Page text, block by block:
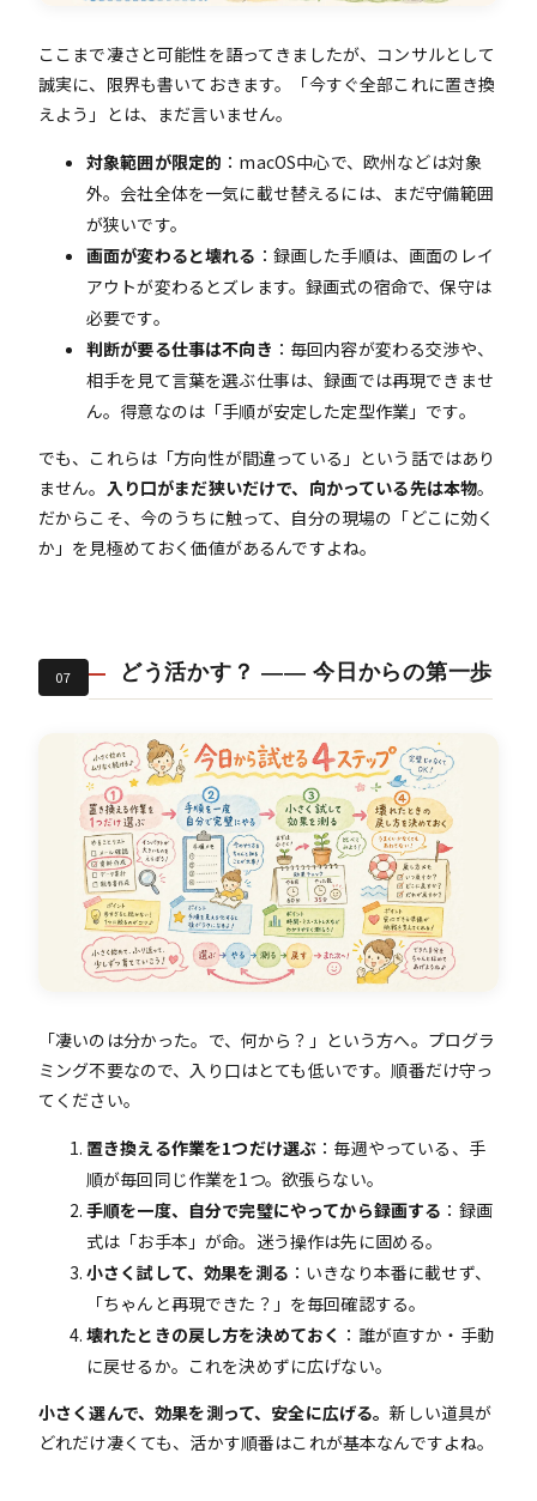
ここまで凄さと可能性を語ってきましたが、コンサルとして
誠実に、限界も書いておきます。「今すぐ全部これに置き換
えよう」とは、まだ言いません。
対象範囲が限定的 ：macOS中心で、欧州などは対象
外。会社全体を一気に載せ替えるには、まだ守備範囲
が狭いです。
画面が変わると壊れる ：録画した手順は、画面のレイ
アウトが変わるとズレます。録画式の宿命で、保守は
必要です。
判断が要る仕事は不向き ：毎回内容が変わる交渉や、
相手を見て言葉を選ぶ仕事は、録画では再現できませ
ん。得意なのは「手順が安定した定型作業」です。
でも、これらは「方向性が間違っている」という話ではあり
ません。 入り口がまだ狭いだけで、向かっている先は本物。
だからこそ、今のうちに触って、自分の現場の「どこに効く
か」を見極めておく価値があるんですよね。
07 どう活かす？ —— 今日からの第一歩
「凄いのは分かった。で、何から？」という方へ。プログラ
ミング不要なので、入り口はとても低いです。順番だけ守っ
てください。
置き換える作業を1つだけ選ぶ ：毎週やっている、手
順が毎回同じ作業を1つ。欲張らない。
手順を一度、自分で完璧にやってから録画する ：録画
式は「お手本」が命。迷う操作は先に固める。
小さく試して、効果を測る ：いきなり本番に載せず、
「ちゃんと再現できた？」を毎回確認する。
壊れたときの戻し方を決めておく ：誰が直すか・手動
に戻せるか。これを決めずに広げない。
小さく選んで、効果を測って、安全に広げる。新しい道具が
どれだけ凄くても、活かす順番はこれが基本なんですよね。